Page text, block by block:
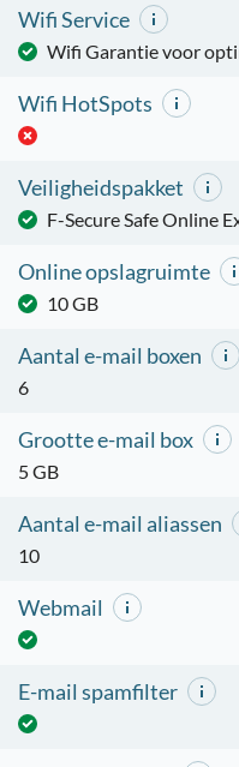
Wifi Service
Wifi Garantie voor
Wifi HotSpots
Veiligheidspakket
F-Secure Safe Online
Online opslagruimte
10 GB
Aantal e-mail boxen
6
Grootte e-mail box
5 GB
Aantal e-mail aliassen
10
Webmail
E-mail spamfilter